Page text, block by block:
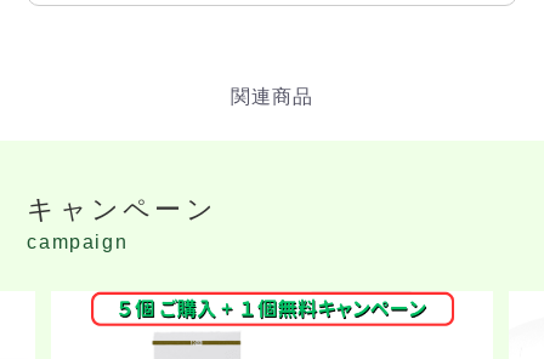
キャンペーン
campaign